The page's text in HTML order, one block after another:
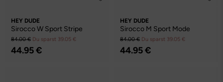
HEY DUDE
Sirocco W Sport Stripe
84.00 € Du sparst 39.05 €
44.95 €
HEY DUDE
Sirocco M Sport Mode
84.00 € Du sparst 39.05 €
44.95 €